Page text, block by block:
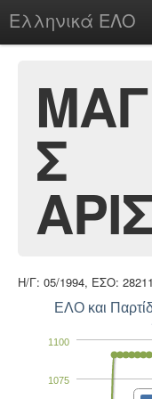
Ελληνικά ΕΛΟ
chesstu.be @ discord
LoginΣ
Η/Γ: 05/1994, ΕΣΟ:
ΕΛΟ και
1075
1100